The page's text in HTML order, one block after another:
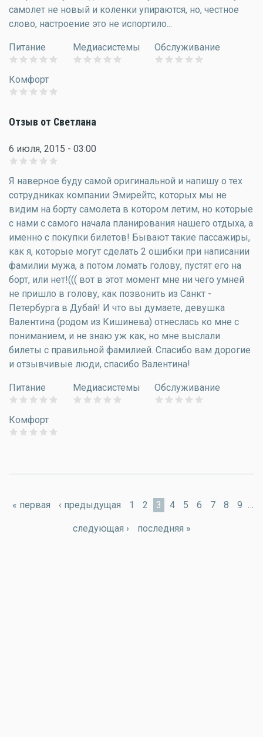
самолет не новый и коленки упираются, но, честное
слово, настроение это не испортило...
Питание Медиасистемы Обслуживание
Комфорт
Отзыв от Светлана
6 июля, 2015 - 03:00
Я наверное буду самой оригинальной и напишу о тех
сотрудниках компании Эмирейтс, которых мы не
видим на борту самолета в котором летим, но которые
с нами с самого начала планирования нашего отдыха, а
именно с покупки билетов! Бывают такие пассажиры,
как я, которые могут сделать 2 ошибки при написании
фамилии мужа, а потом ломать голову, пустят его на
борт, или нет!((( вот в этот момент мне ни чего умней
не пришло в голову, как позвонить из Санкт -
Петербурга в Дубай! И что вы думаете, девушка
Валентина (родом из Кишинева) отнеслась ко мне с
пониманием, и не знаю уж как, но мне выслали
билеты с правильной фамилией. Спасибо вам дорогие
и отзывчивые люди, спасибо Валентина!
Питание Медиасистемы Обслуживание
Комфорт
« первая ‹ предыдущая 1 2 3 4 5 6 7 8 9 …
следующая › последняя »